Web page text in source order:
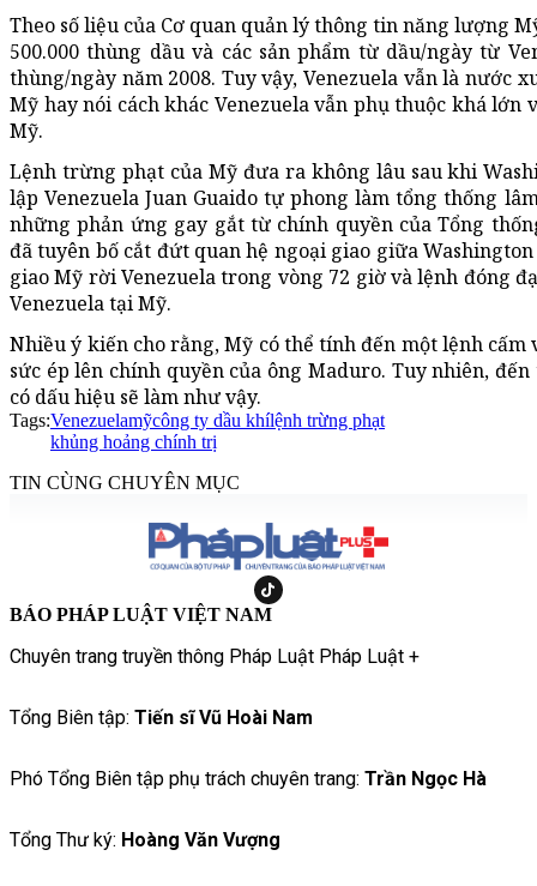
Theo số liệu của Cơ quan quản lý thông tin năng lượng
500.000 thùng dầu và các sản phẩm từ dầu/ngày từ
thùng/ngày năm 2008. Tuy vậy, Venezuela vẫn là nước
Mỹ hay nói cách khác Venezuela vẫn phụ thuộc khá lớn
Mỹ.
Lệnh trừng phạt của Mỹ đưa ra không lâu sau khi
lập Venezuela Juan Guaido tự phong làm tổng thống
những phản ứng gay gắt từ chính quyền của Tổng
đã tuyên bố cắt đứt quan hệ ngoại giao giữa
giao Mỹ rời Venezuela trong vòng 72 giờ và lệnh đóng
Venezuela tại Mỹ.
Nhiều ý kiến cho rằng, Mỹ có thể tính đến một lệnh cấm
sức ép lên chính quyền của ông Maduro. Tuy nhiên,
có dấu hiệu sẽ làm như vậy.
Tags:Venezuelamỹcông ty dầu khílệnh trừng phạt
khủng hoảng chính trị
TIN CÙNG CHUYÊN MỤC
BÁO PHÁP LUẬT VIỆT NAM
Chuyên trang truyền thông Pháp Luật Pháp Luật +
Tổng Biên tập: Tiến sĩ Vũ Hoài Nam
Phó Tổng Biên tập phụ trách chuyên trang: Trần Ngọc Hà
Tổng Thư ký: Hoàng Văn Vượng